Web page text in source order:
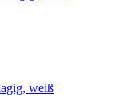
weiß